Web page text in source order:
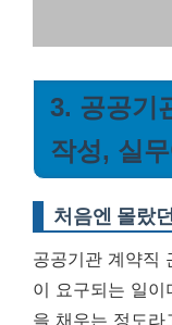
3. 공공기
작성, 실
처음엔 몰랐
공공기관 계약직
이 요구되는 일이
을 채우는 정도